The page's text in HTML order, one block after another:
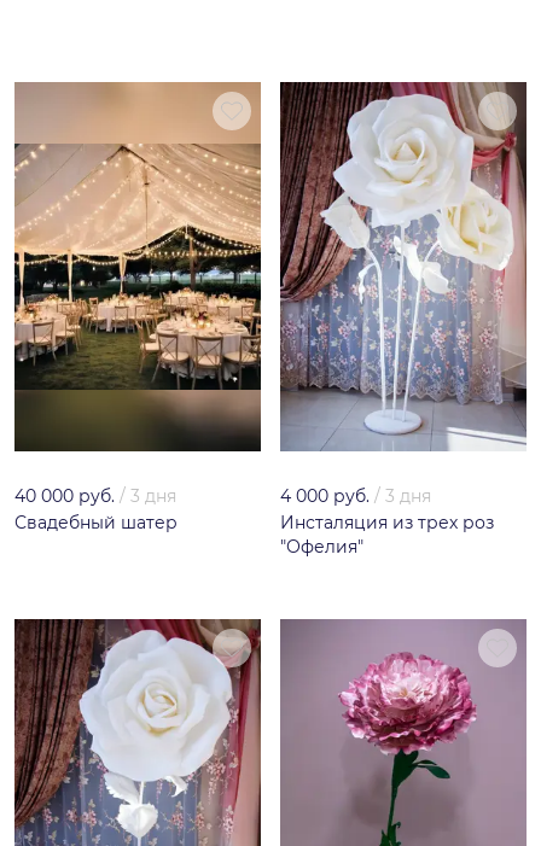
40 000 руб. / 3 дня
Свадебный шатер
4 000 руб. / 3 дня
Инсталяция из трех роз
"Офелия"